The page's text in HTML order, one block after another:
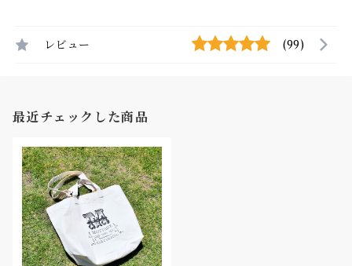
レビュー (99)
最近チェックした商品